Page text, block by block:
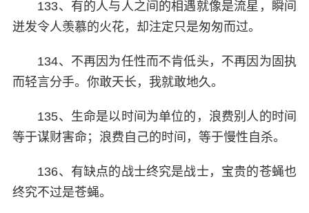
133、有的人与人之间的相遇就像是流星，瞬间
迸发令人羡慕的火花，却注定只是匆匆而过。
134、不再因为任性而不肯低头，不再因为固执
而轻言分手。你敢天长，我就敢地久。
135、生命是以时间为单位的，浪费别人的时间
等于谋财害命；浪费自己的时间，等于慢性自杀。
136、有缺点的战士终究是战士，宝贵的苍蝇也
终究不过是苍蝇。